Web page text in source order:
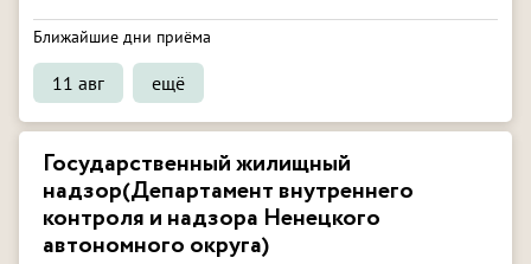
Ближайшие дни приёма
11 авг ещё
Государственный жилищный
надзор(Департамент внутреннего
контроля и надзора Ненецкого
автономного округа)